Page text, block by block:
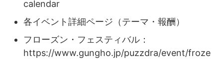
calendar
各イベント詳細ページ（テーマ・報酬）
フローズン・フェスティバル：
https://www.gungho.jp/puzzdra/event/froze